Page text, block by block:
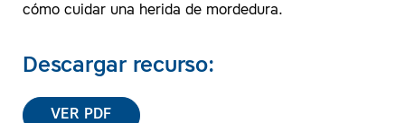
cómo cuidar una herida de mordedura.
Descargar recurso:
VER PDF